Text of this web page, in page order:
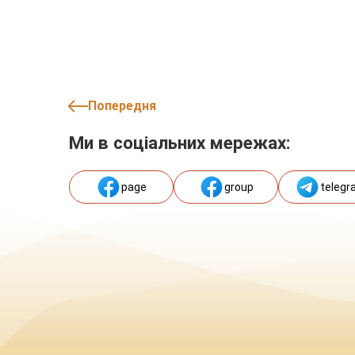
Попередня
Ми в соціальних мережах:
page group